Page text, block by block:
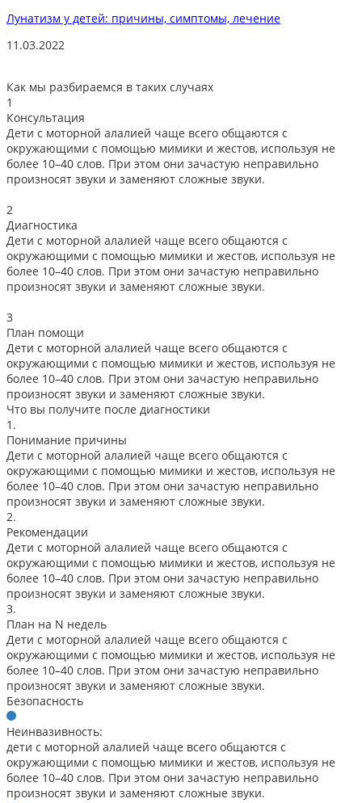
Лунатизм у детей: причины, симптомы, лечение
11.03.2022
Как мы разбираемся в таких случаях
1
Консультация
Дети с моторной алалией чаще всего общаются с
окружающими с помощью мимики и жестов, используя не
более 10–40 слов. При этом они зачастую неправильно
произносят звуки и заменяют сложные звуки.
2
Диагностика
Дети с моторной алалией чаще всего общаются с
окружающими с помощью мимики и жестов, используя не
более 10–40 слов. При этом они зачастую неправильно
произносят звуки и заменяют сложные звуки.
3
План помощи
Дети с моторной алалией чаще всего общаются с
окружающими с помощью мимики и жестов, используя не
более 10–40 слов. При этом они зачастую неправильно
произносят звуки и заменяют сложные звуки.
Что вы получите после диагностики
1.
Понимание причины
Дети с моторной алалией чаще всего общаются с
окружающими с помощью мимики и жестов, используя не
более 10–40 слов. При этом они зачастую неправильно
произносят звуки и заменяют сложные звуки.
2.
Рекомендации
Дети с моторной алалией чаще всего общаются с
окружающими с помощью мимики и жестов, используя не
более 10–40 слов. При этом они зачастую неправильно
произносят звуки и заменяют сложные звуки.
3.
План на N недель
Дети с моторной алалией чаще всего общаются с
окружающими с помощью мимики и жестов, используя не
более 10–40 слов. При этом они зачастую неправильно
произносят звуки и заменяют сложные звуки.
Безопасность
Неинвазивность:
дети с моторной алалией чаще всего общаются с
окружающими с помощью мимики и жестов, используя не
более 10–40 слов. При этом они зачастую неправильно
произносят звуки и заменяют сложные звуки.